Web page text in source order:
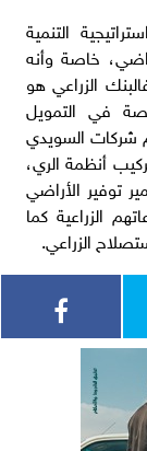
التنمية
خاصة وأنه
الزراعي هو
في التمويل
شركات السويدي
أنظمة الري،
توفير الأراضي
الزراعية كما
الزراعي.